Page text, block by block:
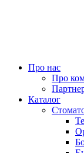
Про нас
Про
Каталог